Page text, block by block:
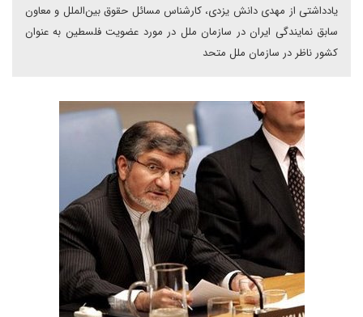
یادداشتی از مهدی دانش یزدی، کارشناس مسائل حقوق بین‌الملل و معاون
سابق نمایندگی ایران در سازمان ملل در مورد عضویت فلسطین به عنوان
کشور ناظر در سازمان ملل متحد